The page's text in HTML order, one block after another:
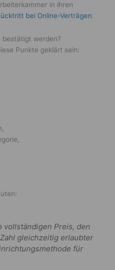
in ihren
bei Online-Verträgen.
bestätigt werden?
Punkte geklärt sein:
vollständigen Preis, den
gleichzeitig erlaubter
für